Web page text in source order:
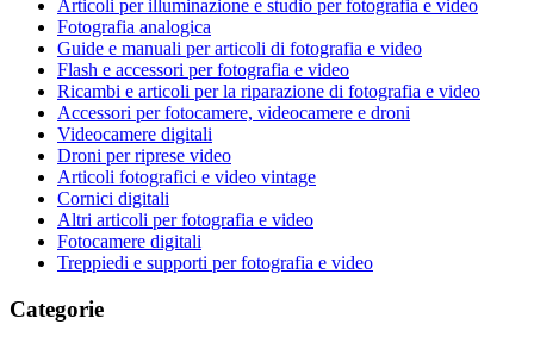
Articoli per illuminazione e studio per fotografia e video
Fotografia analogica
Guide e manuali per articoli di fotografia e video
Flash e accessori per fotografia e video
Ricambi e articoli per la riparazione di fotografia e video
Accessori per fotocamere, videocamere e droni
Videocamere digitali
Droni per riprese video
Articoli fotografici e video vintage
Cornici digitali
Altri articoli per fotografia e video
Fotocamere digitali
Treppiedi e supporti per fotografia e video
Categorie